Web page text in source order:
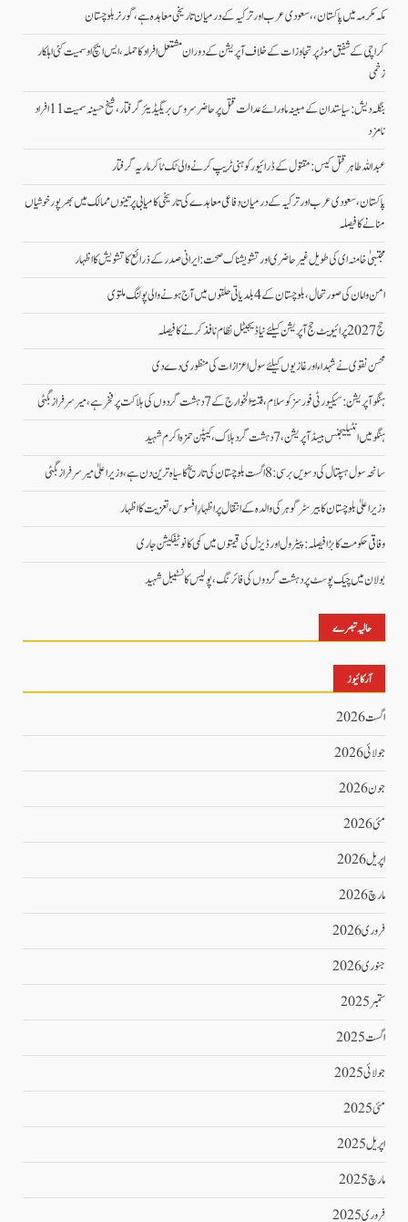
مکہ مکرمہ میں پاکستان،، سعودی عرب اور ترکیہ کے درمیان تاریخی معاہدہ ہے، گورنر بلوچستان
کراچی کے شفیق موڑ پر تجاوزات کے خلاف آپریشن کے دوران مشتعل افراد کا حملہ، ایس ایچ او سمیت کئی اہلکار
زخمی
بنگلہ دیش: سیاستدان کے مبینہ ماورائے عدالت قتل پر حاضر سروس بریگیڈیئر گرفتار، شیخ حسینہ سمیت 11 افراد
نامزد
عبداللہ طاہر قتل کیس: مقتول کے ڈرائیور کو ہنی ٹریپ کرنے والی ٹک ٹاکر ماریہ گرفتار
پاکستان، سعودی عرب اور ترکیہ کے درمیان دفاعی معاہدے کی تاریخی کامیابی پرتینوں ممالک میں بھرپورخوشیاں
منانے کا فیصلہ
مجتبیٰ خامنہ ای کی طویل غیرحاضری اور تشویشناک صحت: ایرانی صدر کے ذرائع کا تشویش کا اظہار
امن وامان کی صورتحال،بلوچستان کے 4 بلدیاتی حلقوں میں آج ہونے والی پولنگ ملتوی
حج 2027 پرائیویٹ حج آپریشن کیلئے نیا ڈیجیٹل نظام نافذ کرنے کا فیصلہ
محسن نقوی نے شہداء اور غازیوں کیلئے سول اعزازات کی منظوری دے دی
ہنگو آپریشن: سیکیورٹی فورسز کو سلام، فتنۃ الخوارج کے 7 دہشت گردوں کی ہلاکت پر فخر ہے، میر سرفراز بگٹی
ہنگو میں انٹیلیجنس بیسڈ آپریشن، 7 دہشت گرد ہلاک، کیپٹن حمزہ اکرم شہید
سانحہ سول ہسپتال کی دسویں برسی: 8 اگست بلوچستان کی تاریخ کا سیاہ ترین دن ہے، وزیر اعلیٰ میر سرفراز بگٹی
وزیر اعلیٰ بلوچستان کا بیرسٹر گوہر کی والدہ کے انتقال پر اظہارِ افسوس، تعزیت کا اظہار
وفاقی حکومت کا بڑا فیصلہ: پیٹرول اور ڈیزل کی قیمتوں میں کمی کا نوٹیفکیشن جاری
بولان میں چیک پوسٹ پر دہشت گردوں کی فائرنگ، پولیس کانسٹیبل شہید
حالیہ تبصرے
آرکائیوز
اگست 2026
جولائی 2026
جون 2026
مئی 2026
اپریل 2026
مارچ 2026
فروری 2026
جنوری 2026
ستمبر 2025
اگست 2025
جولائی 2025
مئی 2025
اپریل 2025
مارچ 2025
فروری 2025